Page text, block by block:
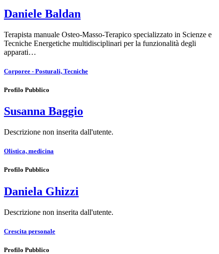
Daniele Baldan
Terapista manuale Osteo-Masso-Terapico specializzato in Scienze e
Tecniche Energetiche multidisciplinari per la funzionalità degli
apparati…
Corporee - Posturali, Tecniche
Profilo Pubblico
Susanna Baggio
Descrizione non inserita dall'utente.
Olistica, medicina
Profilo Pubblico
Daniela Ghizzi
Descrizione non inserita dall'utente.
Crescita personale
Profilo Pubblico